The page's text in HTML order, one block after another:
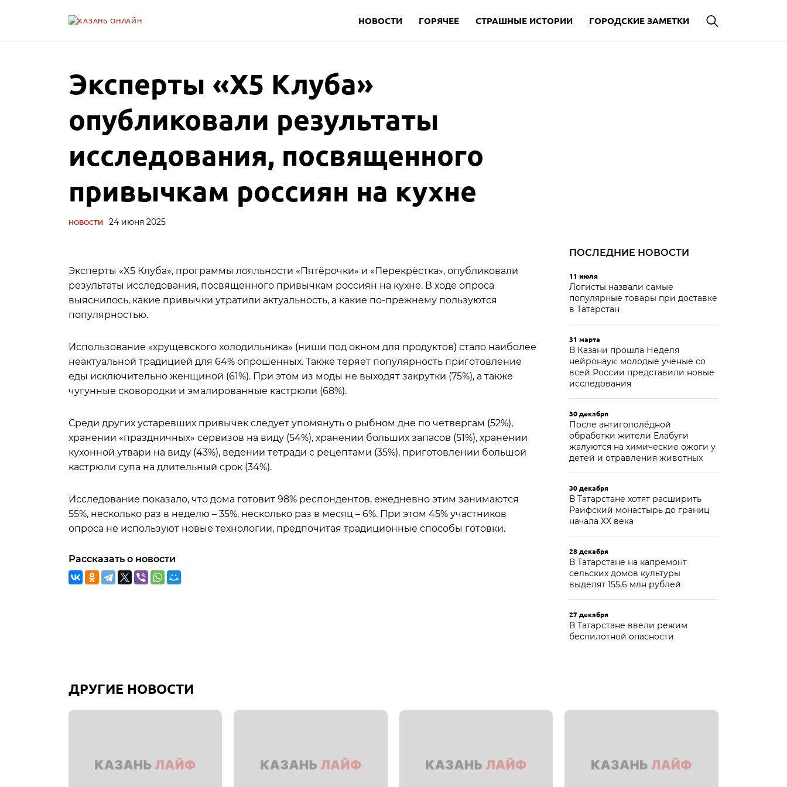
НОВОСТИ ГОРЯЧЕЕ СТРАШНЫЕ ИСТОРИИ ГОРОДСКИЕ ЗАМЕТКИ
Эксперты ​​«X5 Клуба»
опубликовали результаты
исследования, посвященного
привычкам россиян на кухне
НОВОСТИ 24 июня 2025
Эксперты ​​«X5 Клуба», программы лояльности «Пятёрочки» и «Перекрёстка», опубликовали
результаты исследования, посвященного привычкам россиян на кухне. В ходе опроса
выяснилось, какие привычки утратили актуальность, а какие по-прежнему пользуются
популярностью.
Использование «хрущевского холодильника» (ниши под окном для продуктов) стало наиболее
неактуальной традицией для 64% опрошенных. Также теряет популярность приготовление
еды исключительно женщиной (61%). При этом из моды не выходят закрутки (75%), а также
чугунные сковородки и эмалированные кастрюли (68%).
Среди других устаревших привычек следует упомянуть о рыбном дне по четвергам (52%),
хранении «праздничных» сервизов на виду (54%), хранении больших запасов (51%), хранении
кухонной утвари на виду (43%), ведении тетради с рецептами (35%), приготовлении большой
кастрюли супа на длительный срок (34%).
Исследование показало, что дома готовит 98% респондентов, ежедневно этим занимаются
55%, несколько раз в неделю – 35%, несколько раз в месяц – 6%. При этом 45% участников
опроса не используют новые технологии, предпочитая традиционные способы готовки.
Рассказать о новости
ПОСЛЕДНИЕ НОВОСТИ
11 июля
Логисты назвали самые
популярные товары при доставке
в Татарстан
31 марта
В Казани прошла Неделя
нейронаук: молодые ученые со
всей России представили новые
исследования
30 декабря
После антигололёдной
обработки жители Елабуги
жалуются на химические ожоги у
детей и отравления животных
30 декабря
В Татарстане хотят расширить
Раифский монастырь до границ
начала XX века
28 декабря
В Татарстане на капремонт
сельских домов культуры
выделят 155,6 млн рублей
27 декабря
В Татарстане ввели режим
беспилотной опасности
ДРУГИЕ НОВОСТИ